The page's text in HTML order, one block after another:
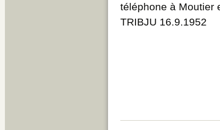
téléphone à Moutier
TRIBJU 16.9.1952